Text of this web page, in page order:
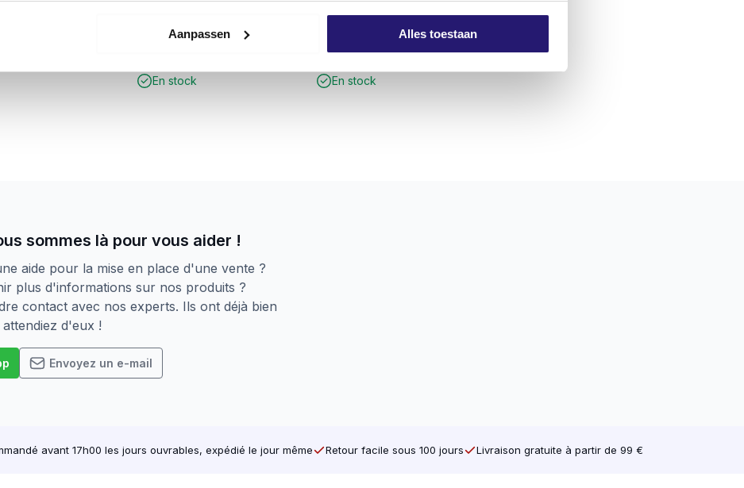
Aanpassen Alles toestaan
5,29Le
initial
€4,99 Le
actuel
En stock
excl. BTW:€1,98
En stock
sommes là pour vous aider !
aide pour la mise en place d'une vente ?
plus d'informations sur nos produits ?
contact avec nos experts. Ils ont déjà bien
d'eux !
Envoyez un e-mail
avant 17h00 les jours ouvrables, expédié le jour même Retour facile sous 100 jours Livraison gratuite à partir de 99 €